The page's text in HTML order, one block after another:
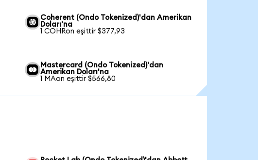
Coherent (Ondo Tokenized)'dan Amerikan
Doları'na
1 COHRon eşittir $377,93
Mastercard (Ondo Tokenized)'dan
Amerikan Doları'na
1 MAon eşittir $566,80